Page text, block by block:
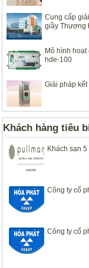
Cung cấp
giầy Thượng
Mô hình
hde-100
Giải pháp
Khách hàng tiêu
Khách sạn
Công ty cổ
Công ty cổ